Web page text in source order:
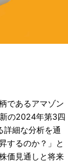
であるアマゾン
の2024年第3四
細な分析を通
するのか？」と
価見通しと将来